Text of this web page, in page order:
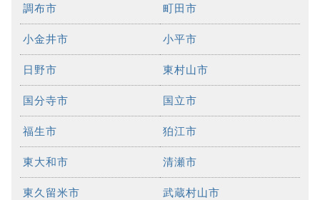
調布市 町田市
小金井市 小平市
日野市 東村山市
国分寺市 国立市
福生市 狛江市
東大和市 清瀬市
東久留米市 武蔵村山市